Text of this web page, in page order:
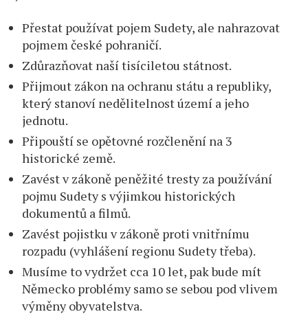
Přestat používat pojem Sudety, ale nahrazovat
pojmem české pohraničí.
Zdůrazňovat naší tisíciletou státnost.
Přijmout zákon na ochranu státu a republiky,
který stanoví nedělitelnost území a jeho
jednotu.
Připouští se opětovné rozčlenění na 3
historické země.
Zavést v zákoně peněžité tresty za používání
pojmu Sudety s výjimkou historických
dokumentů a filmů.
Zavést pojistku v zákoně proti vnitřnímu
rozpadu (vyhlášení regionu Sudety třeba).
Musíme to vydržet cca 10 let, pak bude mít
Německo problémy samo se sebou pod vlivem
výměny obyvatelstva.